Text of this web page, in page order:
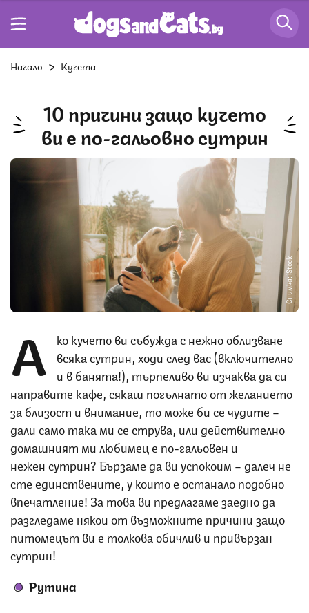
Начало Кучета
10 причини защо кучето
ви е по-гальовно сутрин
Снимка: iStock
А
ко кучето ви събужда с нежно облизване
всяка сутрин, ходи след вас (включително
и в банята!), търпеливо ви изчаква да си
направите кафе, сякаш погълнато от желанието
за близост и внимание, то може би се чудите –
дали само така ми се струва, или действително
домашният ми любимец е по-гальовен и
нежен сутрин? Бързаме да ви успокоим – далеч не
сте единствените, у които е останало подобно
впечатление! За това ви предлагаме заедно да
разгледаме някои от възможните причини защо
питомецът ви е толкова обичлив и привързан
сутрин!
Рутина